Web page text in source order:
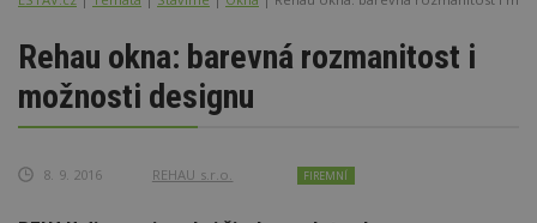
Rehau okna: barevná rozmanitost i
možnosti designu
8. 9. 2016 REHAU s.r.o. FIREMNÍ